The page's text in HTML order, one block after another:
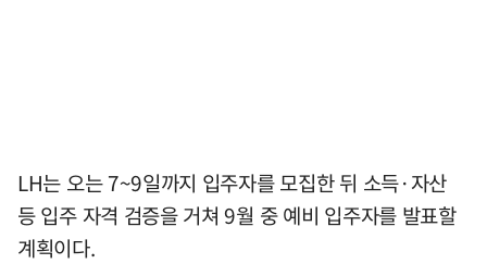
LH는 오는 7~9일까지 입주자를 모집한 뒤 소득·자산
등 입주 자격 검증을 거쳐 9월 중 예비 입주자를 발표할
계획이다.